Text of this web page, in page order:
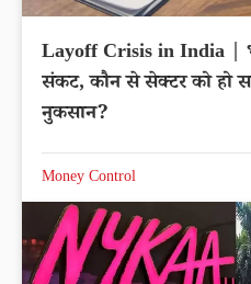
Layoff Crisis in India |
संकट, कौन से सेक्टर को हो
नुकसान?
Money Control